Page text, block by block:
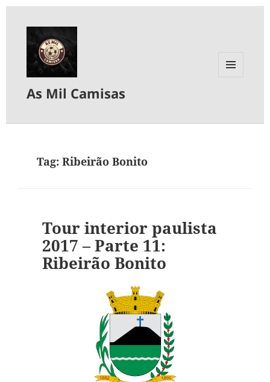
As Mil Camisas
Tag:Ribeirão Bonito
Tour interior paulista
2017 – Parte 11:
Ribeirão Bonito